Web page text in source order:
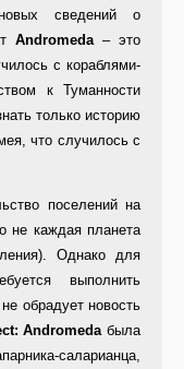
сведений о
Andromeda – это
с кораблями-
к Туманности
только историю
что случилось с
поселений на
не каждая планета
Однако для
выполнить
обрадует новость
:Andromeda была
саларианца,